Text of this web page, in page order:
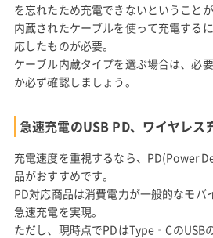
を忘れたため充電できないということ
内蔵されたケーブルを使って充電する
応したものが必要。
ケーブル内蔵タイプを選ぶ場合は、必
か必ず確認しましょう。
急速充電のUSB PD、ワイヤレス
充電速度を重視するなら、PD(Power
品がおすすめです。
PD対応商品は消費電力が一般的なモバ
急速充電を実現。
ただし、現時点でPDはType‐CのUSB